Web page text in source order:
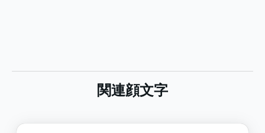
関連顔文字